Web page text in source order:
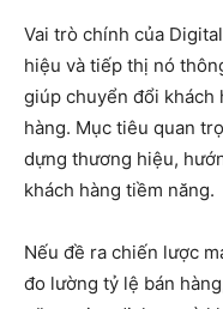
Vai trò chính của
hiệu và tiếp thị nó
giúp chuyển đổi khách
hàng. Mục tiêu quan
dựng thương hiệu,
khách hàng tiềm năng.
Nếu đề ra chiến lược
đo lường tỷ lệ bán